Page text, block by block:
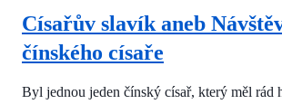
Císařův slavík aneb
čínského císaře
Byl jednou jeden čínský císař, který měl rád